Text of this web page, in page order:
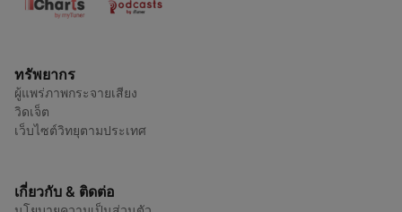
ทรัพยากร
ผู้แพร่ภาพกระจายเสียง
วิดเจ็ต
เว็บไซต์วิทยุตามประเทศ
เกี่ยวกับ & ติดต่อ